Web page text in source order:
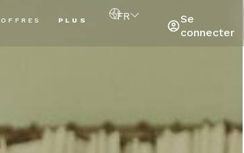
OFFRES PLUS FR
Se
connecter